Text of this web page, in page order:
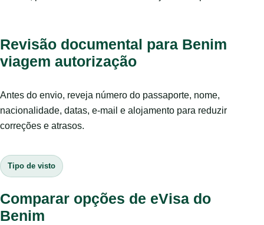
Revisão documental para Benim
viagem autorização
Antes do envio, reveja número do passaporte, nome,
nacionalidade, datas, e-mail e alojamento para reduzir
correções e atrasos.
Tipo de visto
Comparar opções de eVisa do
Benim